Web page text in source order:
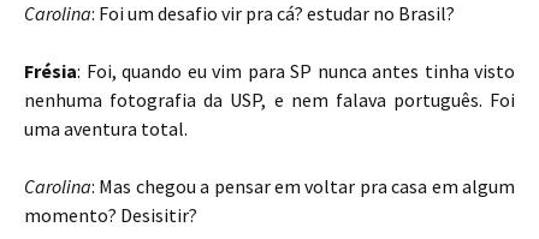
Carolina: Foi um desafio vir pra cá? estudar no Brasil?
Frésia: Foi, quando eu vim para SP nunca antes tinha visto
nenhuma fotografia da USP, e nem falava português. Foi
uma aventura total.
Carolina: Mas chegou a pensar em voltar pra casa em algum
momento? Desisitir?